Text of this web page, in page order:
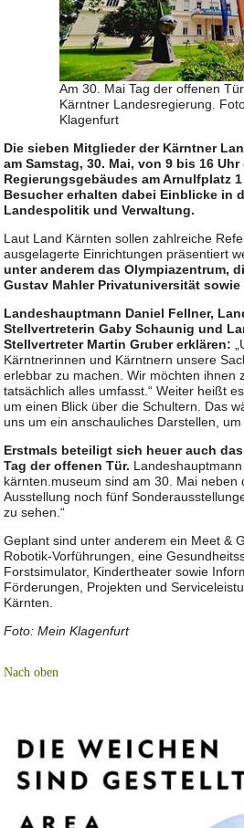
Am 30. Mai Tag der offenen
Kärntner Landesregierung.
Klagenfurt
Die sieben Mitglieder der Kärntner
am Samstag, 30. Mai, von 9 bis 16
Regierungsgebäudes am Arnulfplatz
Besucher erhalten dabei Einblicke in
Landespolitik und Verwaltung.
Laut Land Kärnten sollen zahlreiche
ausgelagerte Einrichtungen präsentiert
unter anderem das Olympiazentrum,
Gustav Mahler Privatuniversität
Landeshauptmann Daniel Fellner,
Stellvertreterin Gaby Schaunig und
Stellvertreter Martin Gruber erklären:
Kärntnerinnen und Kärntnern unsere
erlebbar zu machen. Wir möchten ihnen
tatsächlich alles umfasst.“ Weiter heißt
um einen Blick über die Schultern. Das
uns um ein anschauliches Darstellen,
Erstmals beteiligt sich heuer auch
Tag der offenen Tür.
kärnten.museum sind am 30. Mai neben
Ausstellung noch fünf
zu sehen.“
Geplant sind unter anderem ein Meet &
Robotik-Vorführungen, eine
Forstsimulator, Kindertheater sowie
Förderungen, Projekten und
Kärnten.
Foto: Mein Klagenfurt
Nach oben